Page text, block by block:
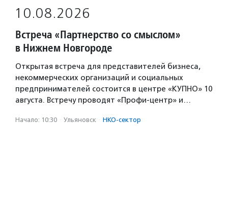
10.08.2026
Встреча «Партнерство со смыслом»
в Нижнем Новгороде
Открытая встреча для представителей бизнеса,
некоммерческих организаций и социальных
предпринимателей состоится в центре «КУПНО» 10
августа. Встречу проводят «Профи-центр» и…
Начало: 10:30 · Ульяновск · НКО-сектор